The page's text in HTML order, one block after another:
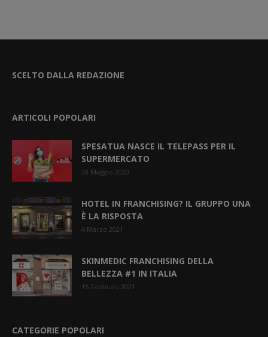
SCELTO DALLA REDAZIONE
ARTICOLI POPOLARI
SPESATUA NASCE IL TELEPASS PER IL
SUPERMERCATO
28 Maggio 2020
HOTEL IN FRANCHISING? IL GRUPPO UNA
È LA RISPOSTA
4 Marzo 2021
SKINMEDIC FRANCHISING DELLA
BELLEZZA #1 IN ITALIA
15 Febbraio 2021
CATEGORIE POPOLARI